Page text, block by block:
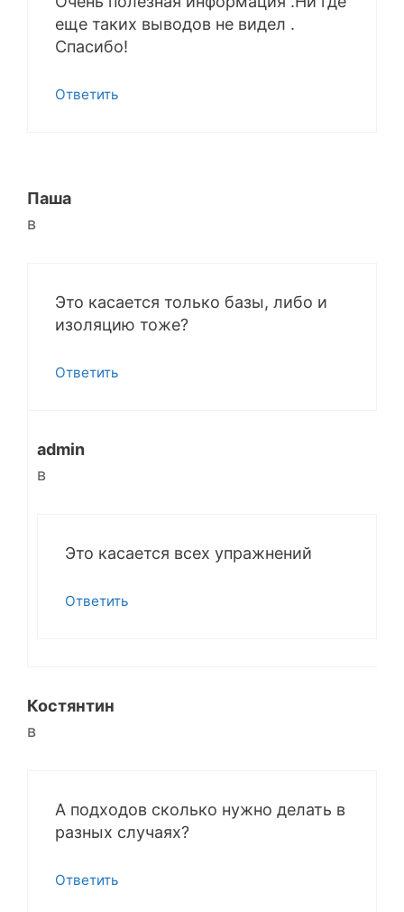
еще таких выводов не видел .
Спасибо!
Ответить
Паша
в
Это касается только базы, либо и
изоляцию тоже?
Ответить
admin
в
Это касается всех упражнений
Ответить
Костянтин
в
А подходов сколько нужно делать в
разных случаях?
Ответить